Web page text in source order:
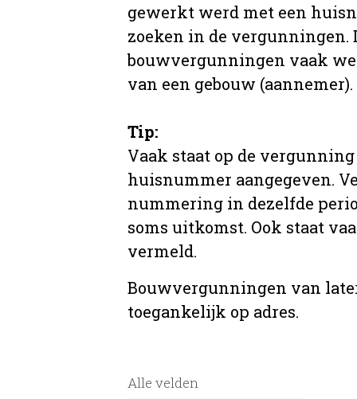
gewerkt werd met een
zoeken in de vergunningen.
bouwvergunningen vaak
van een gebouw (aannemer).
Tip:
Vaak staat op de
huisnummer aangegeven.
nummering in dezelfde
soms uitkomst. Ook staat
vermeld.
Bouwvergunningen van
toegankelijk op adres.
Alle velden